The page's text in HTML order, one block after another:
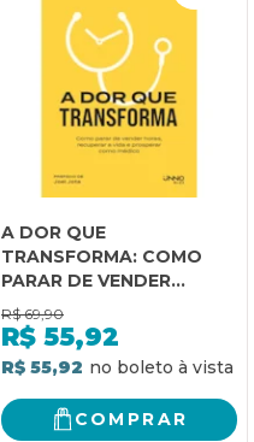
A DOR QUE
TRANSFORMA: COMO
PARAR DE VENDER
HORAS, RECUPERAR A
VIDA E PROSPERAR
COMO MÉDICO
R$ 69,90
R$ 55,92
R$ 55,92
COMPRAR